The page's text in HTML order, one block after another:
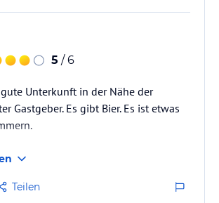
5 / 6
Unterkunft in der Nähe der
Gastgeber. Es gibt Bier. Es ist etwas
Teilen